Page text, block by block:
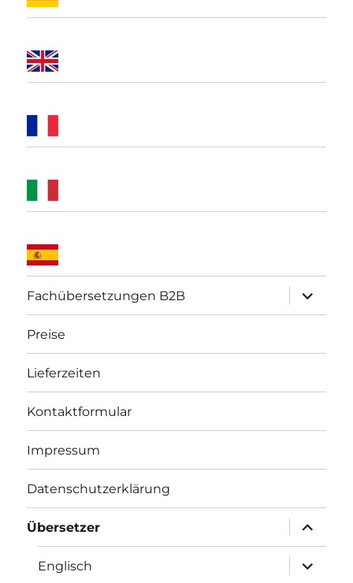
Fachübersetzungen B2B
öffnen
Preise
Lieferzeiten
Kontaktformular
Impressum
Datenschutzerklärung
Übersetzer
öffnen
Englisch
öffnen